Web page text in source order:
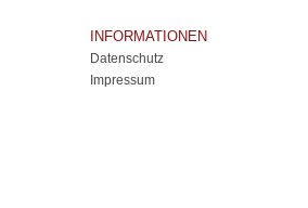
INFORMATIONEN
Datenschutz
Impressum